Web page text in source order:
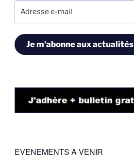
Je m'abonne aux actualités
EVENEMENTS A VENIR